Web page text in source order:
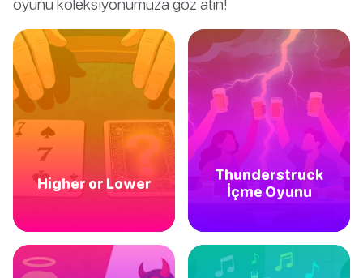
oyunu koleksiyonumuza göz atın!
Higher or Lower
Thunderstruck
İçme Oyunu